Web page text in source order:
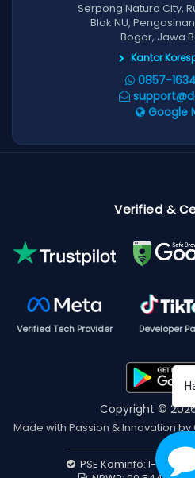
Serpong Natura City,
Blok NU,
Bogor, Jawa
Kantor
0857-
Google
Verified &
Verified Tech Provider Developer
Copyright ©
Made with Passion & Innovation by
PSE Kominfo: I-